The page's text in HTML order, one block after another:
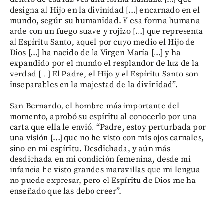
designa al Hijo en la divinidad […] encarnado en el
mundo, según su humanidad. Y esa forma humana
arde con un fuego suave y rojizo […] que representa
al Espíritu Santo, aquel por cuyo medio el Hijo de
Dios […] ha nacido de la Virgen María […] y ha
expandido por el mundo el resplandor de luz de la
verdad [...] El Padre, el Hijo y el Espíritu Santo son
inseparables en la majestad de la divinidad”.
San Bernardo, el hombre más importante del
momento, aprobó su espíritu al conocerlo por una
carta que ella le envió. “Padre, estoy perturbada por
una visión […] que no he visto con mis ojos carnales,
sino en mi espíritu. Desdichada, y aún más
desdichada en mi condición femenina, desde mi
infancia he visto grandes maravillas que mi lengua
no puede expresar, pero el Espíritu de Dios me ha
enseñado que las debo creer”.